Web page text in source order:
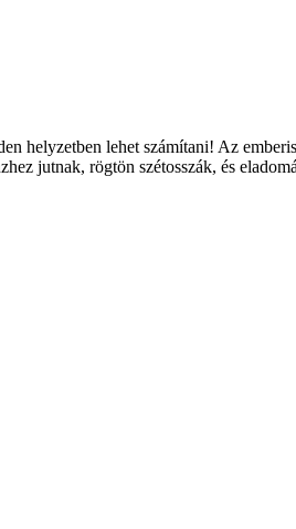
helyzetben lehet számítani! Az
jutnak, rögtön szétosszák, és